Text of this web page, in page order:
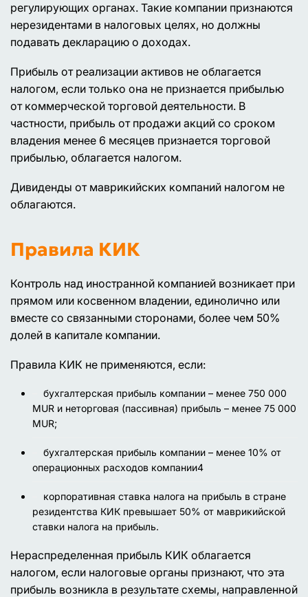
регулирующих органах. Такие компании признаются
нерезидентами в налоговых целях, но должны
подавать декларацию о доходах.
Прибыль от реализации активов не облагается
налогом, если только она не признается прибылью
от коммерческой торговой деятельности. В
частности, прибыль от продажи акций со сроком
владения менее 6 месяцев признается торговой
прибылью, облагается налогом.
Дивиденды от маврикийских компаний налогом не
облагаются.
Правила КИК
Контроль над иностранной компанией возникает при
прямом или косвенном владении, единолично или
вместе со связанными сторонами, более чем 50%
долей в капитале компании.
Правила КИК не применяются, если:
бухгалтерская прибыль компании – менее 750 000
MUR и неторговая (пассивная) прибыль – менее 75 000
MUR;
бухгалтерская прибыль компании – менее 10% от
операционных расходов компании4
корпоративная ставка налога на прибыль в стране
резидентства КИК превышает 50% от маврикийской
ставки налога на прибыль.
Нераспределенная прибыль КИК облагается
налогом, если налоговые органы признают, что эта
прибыль возникла в результате схемы, направленной